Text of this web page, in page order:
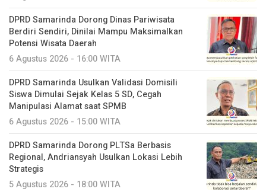
DPRD Samarinda Dorong Dinas Pariwisata
Berdiri Sendiri, Dinilai Mampu Maksimalkan
Potensi Wisata Daerah
6 Agustus 2026 - 16:00 WITA
DPRD Samarinda Usulkan Validasi Domisili
Siswa Dimulai Sejak Kelas 5 SD, Cegah
Manipulasi Alamat saat SPMB
6 Agustus 2026 - 15:00 WITA
DPRD Samarinda Dorong PLTSa Berbasis
Regional, Andriansyah Usulkan Lokasi Lebih
Strategis
5 Agustus 2026 - 18:00 WITA